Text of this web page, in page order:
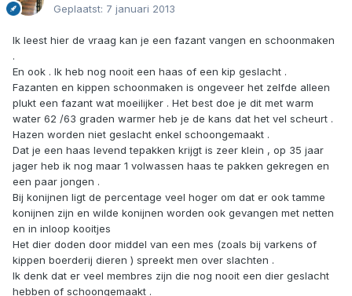
Geplaatst: 7 januari 2013
Ik leest hier de vraag kan je een fazant vangen en schoonmaken
.
En ook . Ik heb nog nooit een haas of een kip geslacht .
Fazanten en kippen schoonmaken is ongeveer het zelfde alleen
plukt een fazant wat moeilijker . Het best doe je dit met warm
water 62 /63 graden warmer heb je de kans dat het vel scheurt .
Hazen worden niet geslacht enkel schoongemaakt .
Dat je een haas levend tepakken krijgt is zeer klein , op 35 jaar
jager heb ik nog maar 1 volwassen haas te pakken gekregen en
een paar jongen .
Bij konijnen ligt de percentage veel hoger om dat er ook tamme
konijnen zijn en wilde konijnen worden ook gevangen met netten
en in inloop kooitjes
Het dier doden door middel van een mes (zoals bij varkens of
kippen boerderij dieren ) spreekt men over slachten .
Ik denk dat er veel membres zijn die nog nooit een dier geslacht
hebben of schoongemaakt .